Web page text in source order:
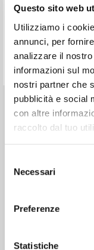
Questo sito web
Utilizziamo i
annunci, per
analizzare il
informazioni sul
nostri partner che
pubblicità e social
con altre
raccolto dal tuo
delNecessari
Preferenze
Statistiche
Kluczowe